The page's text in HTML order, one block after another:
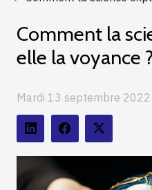
Comment la
elle la voyance ?
Mardi 13 septembre